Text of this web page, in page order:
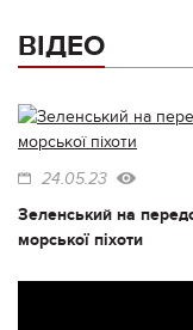
ВІДЕО
24.05.23
Зеленський на
морської піхоти